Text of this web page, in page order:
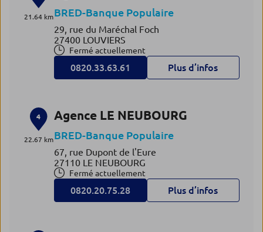
21.64 kmBRED-Banque Populaire
29, rue du Maréchal Foch
27400 LOUVIERS
Fermé actuellement
0820.33.63.61 Plus d’infos
4
22.67 km
Agence LE NEUBOURG
BRED-Banque Populaire
67, rue Dupont de l'Eure
27110 LE NEUBOURG
Fermé actuellement
0820.20.75.28 Plus d’infos